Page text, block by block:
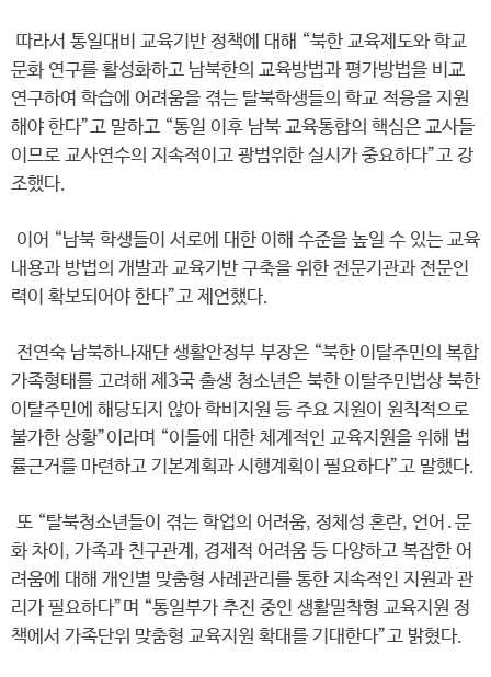
따라서 통일대비 교육기반 정책에 대해 “북한 교육제도와 학교
문화 연구를 활성화하고 남북한의 교육방법과 평가방법을 비교
연구하여 학습에 어려움을 겪는 탈북학생들의 학교 적응을 지원
해야 한다”고 말하고 “통일 이후 남북 교육통합의 핵심은 교사들
이므로 교사연수의 지속적이고 광범위한 실시가 중요하다”고 강
조했다.
이어 “남북 학생들이 서로에 대한 이해 수준을 높일 수 있는 교육
내용과 방법의 개발과 교육기반 구축을 위한 전문기관과 전문인
력이 확보되어야 한다”고 제언했다.
전연숙 남북하나재단 생활안정부 부장은 “북한 이탈주민의 복합
가족형태를 고려해 제3국 출생 청소년은 북한 이탈주민법상 북한
이탈주민에 해당되지 않아 학비지원 등 주요 지원이 원칙적으로
불가한 상황”이라며 “이들에 대한 체계적인 교육지원을 위해 법
률근거를 마련하고 기본계획과 시행계획이 필요하다”고 말했다.
또 “탈북청소년들이 겪는 학업의 어려움, 정체성 혼란, 언어․문
화 차이, 가족과 친구관계, 경제적 어려움 등 다양하고 복잡한 어
려움에 대해 개인별 맞춤형 사례관리를 통한 지속적인 지원과 관
리가 필요하다”며 “통일부가 추진 중인 생활밀착형 교육지원 정
책에서 가족단위 맞춤형 교육지원 확대를 기대한다”고 밝혔다.